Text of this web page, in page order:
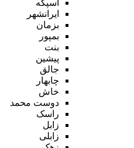
اسپکه
ایرانشهر
بزمان
بمپور
بنت
پیشین
جالق
چابهار
خاش
دوست محمد
راسک
زابل
زابلی